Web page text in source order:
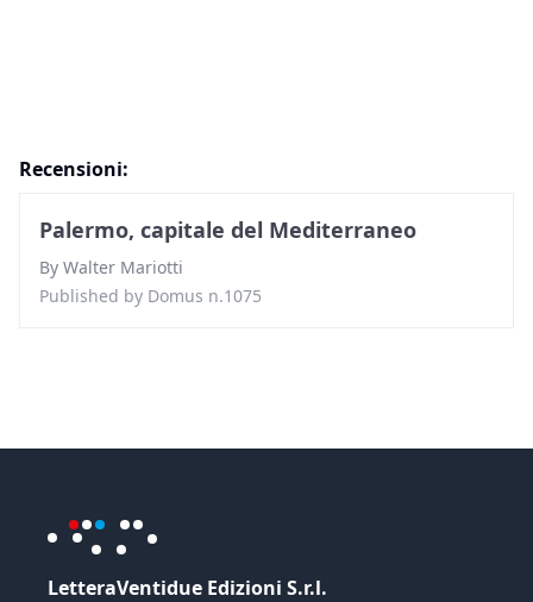
Recensioni:
Palermo, capitale del Mediterraneo
By Walter Mariotti
Published by Domus n.1075
LetteraVentidue Edizioni S.r.l.